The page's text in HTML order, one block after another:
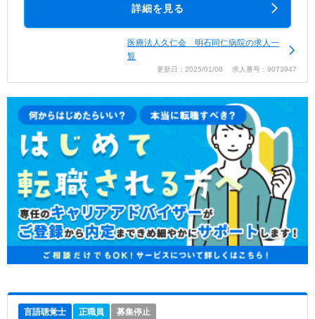
詳細を見る
医療法人久仁会 明石同仁病院の求人一
覧
更新日：2025/01/08 求人番号：9073947
言語聴覚士 正職員 募集停止